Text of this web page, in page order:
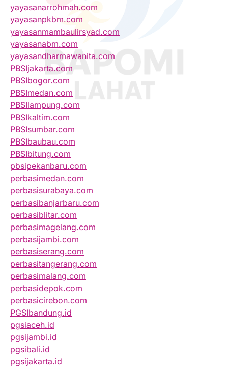
yayasanarrohmah.com
yayasanpkbm.com
yayasanmambaulirsyad.com
yayasanabm.com
yayasandharmawanita.com
PBSIjakarta.com
PBSIbogor.com
PBSImedan.com
PBSIlampung.com
PBSIkaltim.com
PBSIsumbar.com
PBSIbaubau.com
PBSIbitung.com
pbsipekanbaru.com
perbasimedan.com
perbasisurabaya.com
perbasibanjarbaru.com
perbasiblitar.com
perbasimagelang.com
perbasijambi.com
perbasiserang.com
perbasitangerang.com
perbasimalang.com
perbasidepok.com
perbasicirebon.com
PGSIbandung.id
pgsiaceh.id
pgsijambi.id
pgsibali.id
pgsijakarta.id